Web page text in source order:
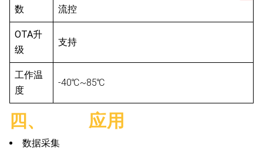
数
流控
OTA升
级
支持
工作温
度
-40℃~85℃
四、 应用
数据采集